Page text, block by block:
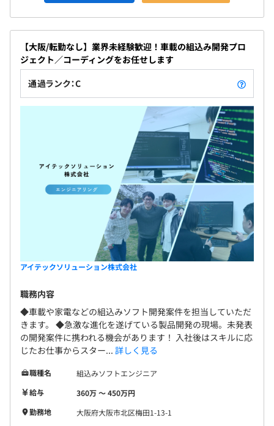
【大阪/転勤なし】業界未経験歓迎！車載の組込み開発プロ
ジェクト／コーディングをお任せします
通過ランク：C
アイテックソリューション株式会社
職務内容
◆車載や家電などの組込みソフト開発案件を担当していただ
きます。 ◆急激な進化を遂げている製品開発の現場。未発表
の開発案件に携われる機会があります！ 入社後はスキルに応
じたお仕事からスター... 詳しく見る
職種名
組込みソフトエンジニア
給与
360万 〜 450万円
勤務地
大阪府大阪市北区梅田1-13-1